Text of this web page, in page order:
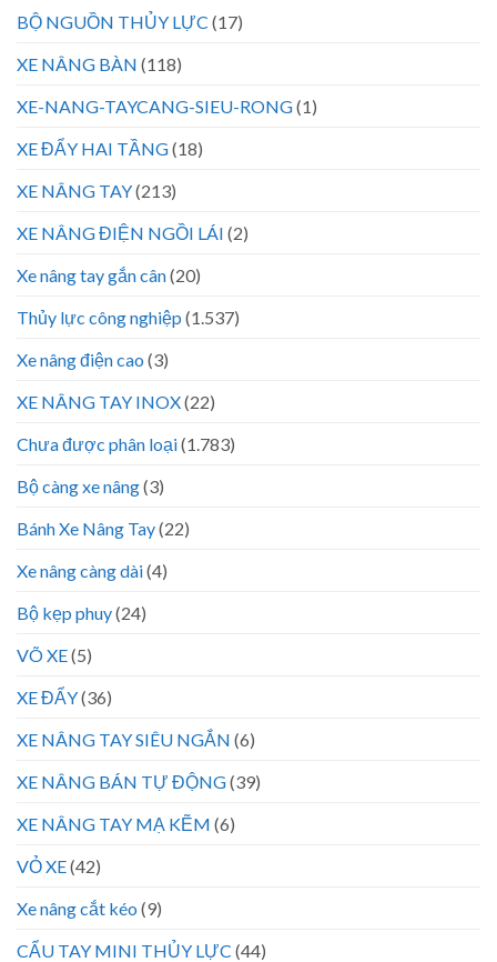
BỘ NGUỒN THỦY LỰC (17)
XE NÂNG BÀN (118)
XE-NANG-TAYCANG-SIEU-RONG(1)
XE ĐẨY HAI TẦNG(18)
XE NÂNG TAY(213)
XE NÂNG ĐIỆN NGỒI LÁI (2)
Xe nâng tay gắn cân(20)
Thủy lực công nghiệp (1.537)
Xe nâng điện cao (3)
XE NÂNG TAY INOX(22)
Chưa được phân loại(1.783)
Bộ càng xe nâng(3)
Bánh Xe Nâng Tay(22)
Xe nâng càng dài(4)
Bộ kẹp phuy(24)
VÕ XE(5)
XE ĐẨY(36)
XE NÂNG TAY SIÊU NGẮN (6)
XE NÂNG BÁN TỰ ĐỘNG(39)
XE NÂNG TAY MẠ KẼM (6)
VỎ XE(42)
Xe nâng cắt kéo (9)
CẨU TAY MINI THỦY LỰC (44)